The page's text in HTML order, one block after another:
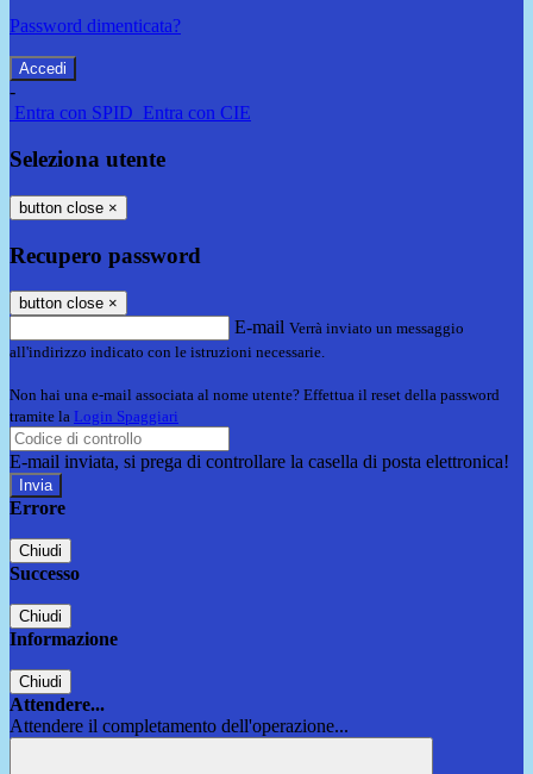
Password dimenticata?
-
Entra con SPID Entra con CIE
Seleziona utente
button close ×
Recupero password
button close ×
E-mail Verrà inviato un messaggio
all'indirizzo indicato con le istruzioni necessarie.
Non hai una e-mail associata al nome utente? Effettua il reset della password
tramite la Login Spaggiari
E-mail inviata, si prega di controllare la casella di posta elettronica!
Errore
Chiudi
Successo
Chiudi
Informazione
Chiudi
Attendere...
Attendere il completamento dell'operazione...